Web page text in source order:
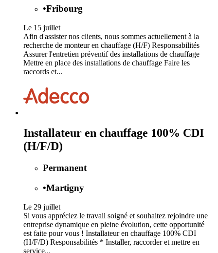
•Fribourg
Le 15 juillet
Afin d'assister nos clients, nous sommes actuellement à la
recherche de monteur en chauffage (H/F) Responsabilités
Assurer l'entretien préventif des installations de chauffage
Mettre en place des installations de chauffage Faire les
raccords et...
Installateur en chauffage 100% CDI
(H/F/D)
Permanent
•Martigny
Le 29 juillet
Si vous appréciez le travail soigné et souhaitez rejoindre une
entreprise dynamique en pleine évolution, cette opportunité
est faite pour vous ! Installateur en chauffage 100% CDI
(H/F/D) Responsabilités * Installer, raccorder et mettre en
service...